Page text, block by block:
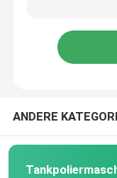
ANDERE